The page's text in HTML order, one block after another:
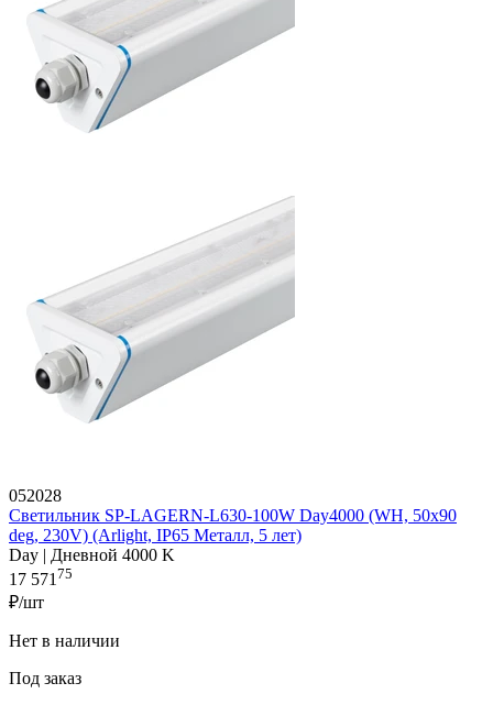
052028
Светильник SP-LAGERN-L630-100W Day4000 (WH, 50х90
deg, 230V) (Arlight, IP65 Металл, 5 лет)
Day | Дневной 4000 K
17 57175
₽/шт
Нет в наличии
Под заказ